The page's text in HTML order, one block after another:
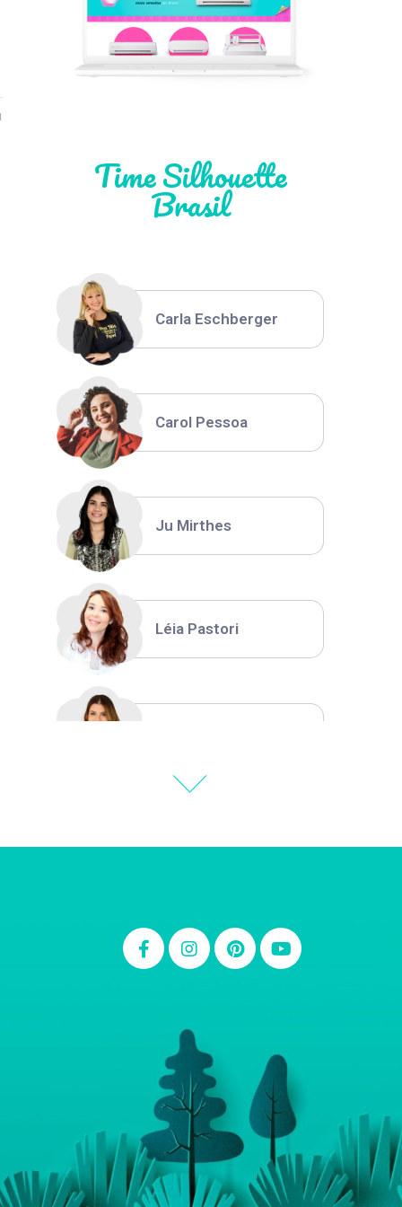
Time Silhouette
Brasil
Léia Pastori
Thiara Ney
Carla Eschberger
Carol Pessoa
Ju Mirthes
Léia Pastori
Carla Eschberger
Carol Pessoa
Ju Mirthes